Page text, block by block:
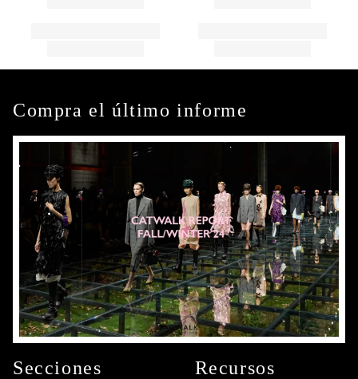
Compra el último informe
Secciones
Recursos